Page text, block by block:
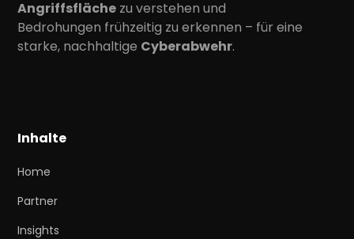
Angriffsfläche zu verstehen und
Bedrohungen frühzeitig zu erkennen – für eine
starke, nachhaltige Cyberabwehr.
Inhalte
Home
Partner
Insights